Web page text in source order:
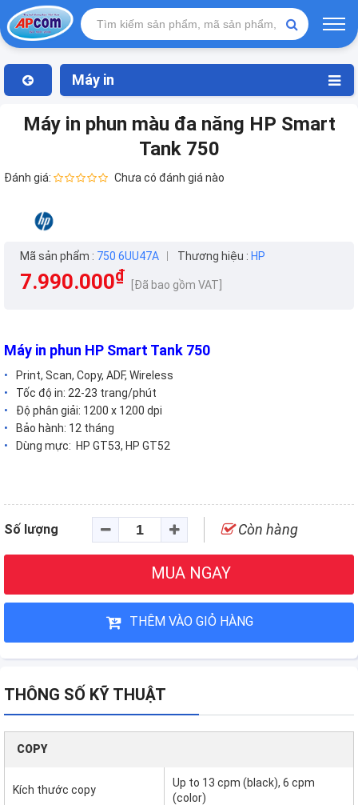
Máy in
Máy in phun màu đa năng HP Smart
Tank 750
Đánh giá: Chưa có đánh giá nào
Mã sản phẩm : 750 6UU47A Thương hiệu : HP
7.990.000₫ [Đã bao gồm VAT]
Máy in phun HP Smart Tank 750
Print, Scan, Copy, ADF, Wireless
Tốc độ in: 22-23 trang/phút
Độ phân giải: 1200 x 1200 dpi
Bảo hành: 12 tháng
Dùng mực: HP GT53, HP GT52
Số lượng Còn hàng
MUA NGAY
THÊM VÀO GIỎ HÀNG
THÔNG SỐ KỸ THUẬT
COPY
Kích thước copy
Up to 13 cpm (black), 6 cpm
(color)